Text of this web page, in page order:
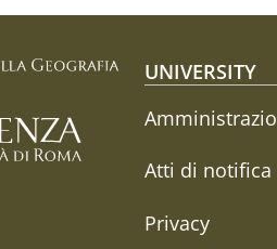
UNIVERSITY
Atti di notifica
Privacy